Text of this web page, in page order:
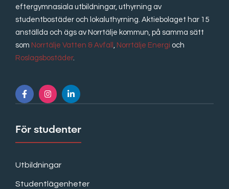
eftergymnasiala utbildningar, uthyrning av
studentbostäder och lokaluthyrning. Aktiebolaget har 15
anställda och ägs av Norrtälje kommun, på samma sätt
som Norrtälje Vatten & Avfall , Norrtälje Energi och
Roslagsbostäder.
För studenter
Utbildningar
Studentlägenheter